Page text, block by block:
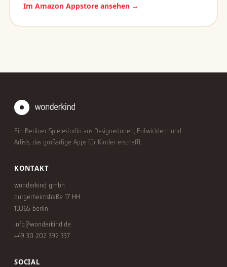
Im Amazon Appstore ansehen →
Ein Berliner Spielestudio aus Designerinnen, Entwicklern und
Artists, das großartige Apps für Kinder erschafft.
KONTAKT
wonderkind gmbh
bürgerheimstraße 17 HH
10365 berlin
info@wonderkind.de
+49 30 202 392 337
SOCIAL